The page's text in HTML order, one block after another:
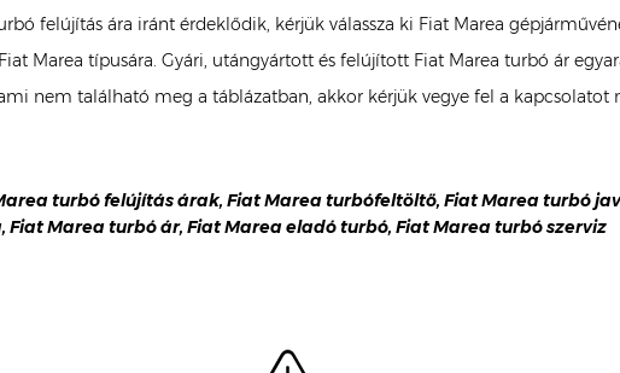
felújítás ára iránt érdeklődik, kérjük válassza ki Fiat Marea
Marea típusára. Gyári, utángyártott és felújított Fiat Marea turbó ár
nem található meg a táblázatban, akkor kérjük vegye fel a kapcsolatot
turbó felújítás árak, Fiat Marea turbófeltöltő, Fiat Marea turbó
Fiat Marea turbó ár, Fiat Marea eladó turbó, Fiat Marea turbó szerviz